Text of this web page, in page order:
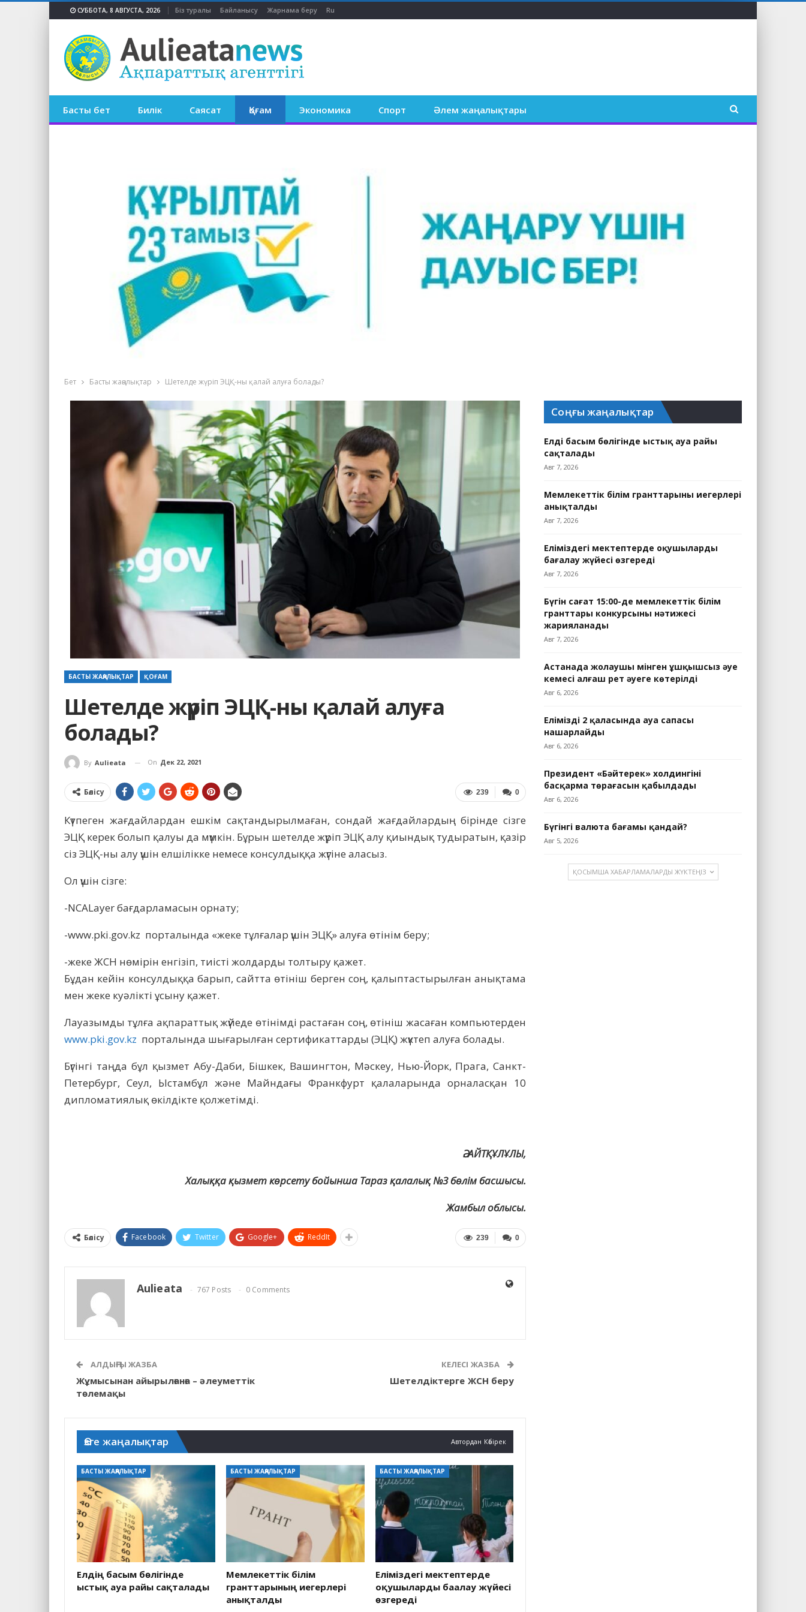
СУББОТА, 8 АВГУСТА, 2026 Біз туралы Байланысу Жарнама беру Ru
Басты бет Билік Саясат Қоғам Экономика Спорт Әлем жаңалықтары
Бет Басты жаңалықтар Шетелде жүріп ЭЦҚ-ны қалай алуға болады?
БАСТЫ ЖАҢАЛЫҚТАР ҚОҒАМ
Шетелде жүріп ЭЦҚ-ны қалай алуға
болады?
By Aulieata On Дек 22, 2021
0
239
Бөлісу
Күтпеген жағдайлардан ешкім сақтандырылмаған, сондай жағдайлардың бірінде сізге
ЭЦҚ керек болып қалуы да мүмкін. Бұрын шетелде жүріп ЭЦҚ алу қиындық тудыратын, қазір
сіз ЭЦҚ-ны алу үшін елшілікке немесе консулдыққа жүгіне аласыз.
Ол үшін сізге:
-NCALayer бағдарламасын орнату;
-www.pki.gov.kz порталында «жеке тұлғалар үшін ЭЦҚ» алуға өтінім беру;
-жеке ЖСН нөмірін енгізіп, тиісті жолдарды толтыру қажет.
Бұдан кейін консулдыққа барып, сайтта өтініш берген соң, қалыптастырылған анықтама
мен жеке куәлікті ұсыну қажет.
Лауазымды тұлға ақпараттық жүйеде өтінімді растаған соң, өтініш жасаған компьютерден
www.pki.gov.kz порталында шығарылған сертификаттарды (ЭЦҚ) жүктеп алуға болады.
Бүгінгі таңда бұл қызмет Абу-Даби, Бішкек, Вашингтон, Мәскеу, Нью-Йорк, Прага, Санкт-
Петербург, Сеул, Ыстамбұл және Майндағы Франкфурт қалаларында орналасқан 10
дипломатиялық өкілдікте қолжетімді.
Ә. АЙТҚҰЛҰЛЫ,
Халыққа қызмет көрсету бойынша Тараз қалалық №3 бөлім басшысы.
Жамбыл облысы.
0
239
Бөлісу Facebook Twitter Google+ ReddIt
Aulieata 767 Posts 0 Comments
АЛДЫҢҒЫ ЖАЗБА
Жұмысынан айырылғанға – әлеуметтік
төлемақы
КЕЛЕСІ ЖАЗБА
Шетелдіктерге ЖСН беру
Өзге жаңалықтар Автордан Көбірек
БАСТЫ ЖАҢАЛЫҚТАР
Елдің басым бөлігінде
ыстық ауа райы сақталады
БАСТЫ ЖАҢАЛЫҚТАР
Мемлекеттік білім
гранттарының иегерлері
анықталды
БАСТЫ ЖАҢАЛЫҚТАР
Еліміздегі мектептерде
оқушыларды бағалау жүйесі
өзгереді
Соңғы жаңалықтар
Елдің басым бөлігінде ыстық ауа райы
сақталады
Авг 7, 2026
Мемлекеттік білім гранттарының иегерлері
анықталды
Авг 7, 2026
Еліміздегі мектептерде оқушыларды
бағалау жүйесі өзгереді
Авг 7, 2026
Бүгін сағат 15:00-де мемлекеттік білім
гранттары конкурсының нәтижесі
жарияланады
Авг 7, 2026
Астанада жолаушы мінген ұшқышсыз әуе
кемесі алғаш рет әуеге көтерілді
Авг 6, 2026
Еліміздің 2 қаласында ауа сапасы
нашарлайды
Авг 6, 2026
Президент «Бәйтерек» холдингінің
басқарма төрағасын қабылдады
Авг 6, 2026
Бүгінгі валюта бағамы қандай?
Авг 5, 2026
ҚОСЫМША ХАБАРЛАМАЛАРДЫ ЖҮКТЕҢІЗ